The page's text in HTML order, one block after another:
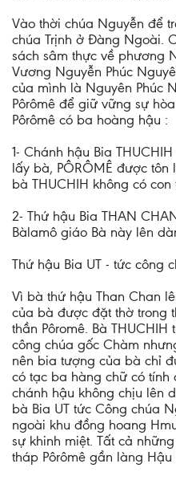
Vào thời chúa Nguyễn để
chúa Trịnh ở Đàng Ngoài.
sách sâm thực về phương
Vương Nguyễn Phúc
của mình là Nguyên Phúc
Pôrômê để giữ vững sự
Pôrômê có ba hoàng hậu :
1- Chánh hậu Bia
lấy bà, PÔRÔMÊ được
bà THUCHIH không có con
2- Thứ hậu Bia THAN
Bàlamô giáo Bà này lên
Thứ hậu Bia UT - tức công
Vì bà thứ hậu Than Chan
của bà được đặt thờ trong
thần Pôromê. Bà
công chúa gốc Chàm
nên bia tượng của bà chỉ
có tạc ba hàng chữ có tính
chánh hậu không chịu lên
bà Bia UT tức Công chúa
ngoài khu đồng hoang
sự khinh miệt. Tất cả
tháp Pôrômê gần làng Hậu